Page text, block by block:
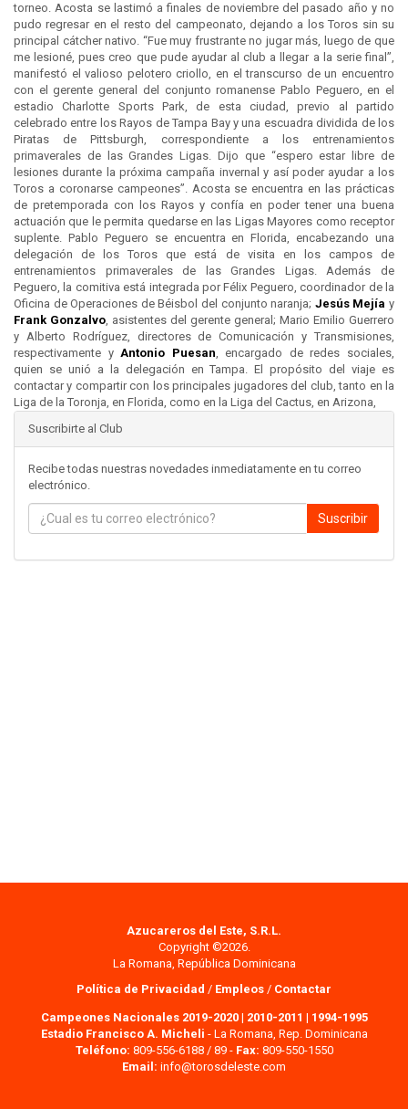
torneo. Acosta se lastimó a finales de noviembre del pasado año y no
pudo regresar en el resto del campeonato, dejando a los Toros sin su
principal cátcher nativo. “Fue muy frustrante no jugar más, luego de que
me lesioné, pues creo que pude ayudar al club a llegar a la serie final”,
manifestó el valioso pelotero criollo, en el transcurso de un encuentro
con el gerente general del conjunto romanense Pablo Peguero, en el
estadio Charlotte Sports Park, de esta ciudad, previo al partido
celebrado entre los Rayos de Tampa Bay y una escuadra dividida de los
Piratas de Pittsburgh, correspondiente a los entrenamientos
primaverales de las Grandes Ligas. Dijo que “espero estar libre de
lesiones durante la próxima campaña invernal y así poder ayudar a los
Toros a coronarse campeones”. Acosta se encuentra en las prácticas
de pretemporada con los Rayos y confía en poder tener una buena
actuación que le permita quedarse en las Ligas Mayores como receptor
suplente. Pablo Peguero se encuentra en Florida, encabezando una
delegación de los Toros que está de visita en los campos de
entrenamientos primaverales de las Grandes Ligas. Además de
Peguero, la comitiva está integrada por Félix Peguero, coordinador de la
Oficina de Operaciones de Béisbol del conjunto naranja; Jesús Mejía y
Frank Gonzalvo, asistentes del gerente general; Mario Emilio Guerrero
y Alberto Rodríguez, directores de Comunicación y Transmisiones,
respectivamente yAntonio Puesan, encargado de redes sociales,
quien se unió a la delegación en Tampa. El propósito del viaje es
contactar y compartir con los principales jugadores del club, tanto en la
Liga de la Toronja, en Florida, como en la Liga del Cactus, en Arizona,
Suscribirte al Club
Recibe todas nuestras novedades inmediatamente en tu correo
electrónico.
Suscribir
Azucareros del Este, S.R.L.
Copyright ©2026.
La Romana, República Dominicana
Política de Privacidad / Empleos / Contactar
Campeones Nacionales 2019-2020| 2010-2011 | 1994-1995
Estadio Francisco A. Micheli - La Romana, Rep. Dominicana
Teléfono: 809-556-6188 / 89 - Fax: 809-550-1550
Email: info@torosdeleste.com